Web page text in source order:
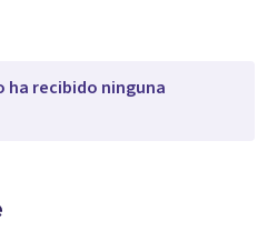
ha recibido ninguna